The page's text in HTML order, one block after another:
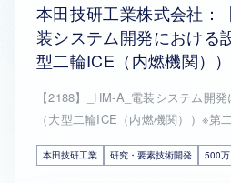
本田技研工業株式会社：
装システム開発における
型二輪ICE（内燃機関）
【2188】_HM-A_電装システム開
（大型二輪ICE（内燃機関））※第
本田技研工業 研究・要素技術開発 500万